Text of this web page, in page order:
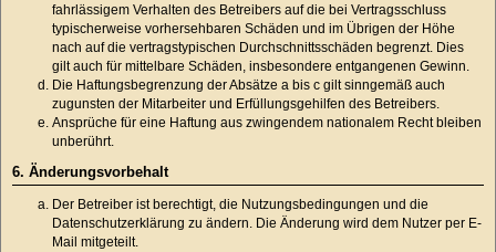
fahrlässigem Verhalten des Betreibers auf die bei Vertragsschluss
typischerweise vorhersehbaren Schäden und im Übrigen der Höhe
nach auf die vertragstypischen Durchschnittsschäden begrenzt. Dies
gilt auch für mittelbare Schäden, insbesondere entgangenen Gewinn.
Die Haftungsbegrenzung der Absätze a bis c gilt sinngemäß auch
zugunsten der Mitarbeiter und Erfüllungsgehilfen des Betreibers.
Ansprüche für eine Haftung aus zwingendem nationalem Recht bleiben
unberührt.
6. Änderungsvorbehalt
Der Betreiber ist berechtigt, die Nutzungsbedingungen und die
Datenschutzerklärung zu ändern. Die Änderung wird dem Nutzer per E-
Mail mitgeteilt.